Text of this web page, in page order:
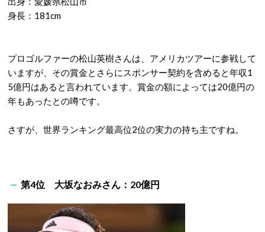
身長：181cm
プロゴルファーの松山英樹さんは、アメリカツアーに参戦して
いますが、その賞金とさらにスポンサー契約を含めると年収1
5億円はあると言われています。賞金の額によっては20億円の
年もあったとの噂です。
さすが、世界ランキング最高位2位の実力の持ち主ですね。
第4位 大坂なおみさん：20億円